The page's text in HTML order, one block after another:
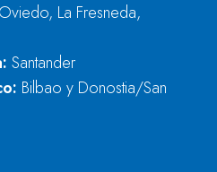
Oviedo, La Fresneda,
Santander
Bilbao y Donostia/San